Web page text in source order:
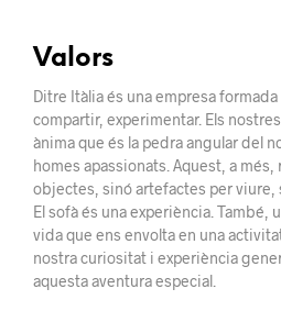
Valors
Ditre Itàlia és una empresa
compartir, experimentar. Els
ànima que és la pedra angular del
homes apassionats. Aquest, a
objectes, sinó artefactes per viure,
El sofà és una experiència. També,
vida que ens envolta en una
nostra curiositat i experiència
aquesta aventura especial.